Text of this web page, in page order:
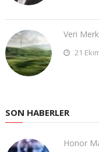
Veri
21
SON HABERLER
Honor